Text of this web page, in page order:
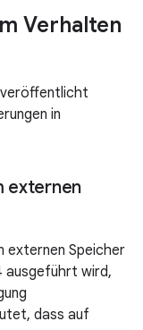
Verhalten
veröffentlicht
in
externen
externen Speicher
ausgeführt wird,
dass auf